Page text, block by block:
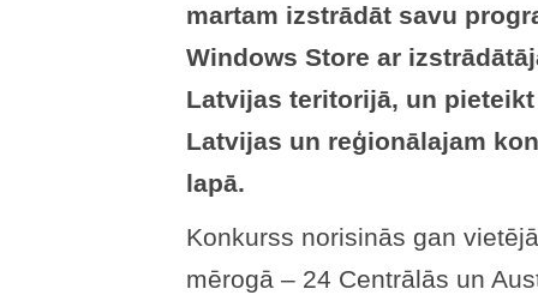
martam izstrādāt savu
Windows Store ar
Latvijas teritorijā, un
Latvijas un reģionālajam
lapā.
Konkurss norisinās gan
mērogā – 24 Centrālās un